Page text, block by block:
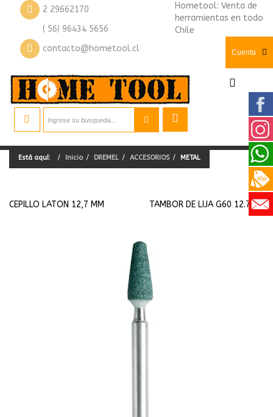
2 29662170
( 56) 96434 5656
contacto@hometool.cl
Hometool: Venta de
herramientas en todo
Chile
Cuenta
Está aquí: Inicio DREMEL ACCESORIOS METAL
CEPILLO LATON 12,7 MM TAMBOR DE LIJA G60 12.7MM